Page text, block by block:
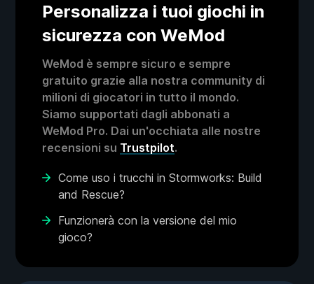
Personalizza i tuoi giochi in
sicurezza con WeMod
WeMod è sempre sicuro e sempre
gratuito grazie alla nostra community di
milioni di giocatori in tutto il mondo.
Siamo supportati dagli abbonati a
WeMod Pro. Dai un'occhiata alle nostre
recensioni su Trustpilot.
Come uso i trucchi in Stormworks: Build
and Rescue?
Funzionerà con la versione del mio
gioco?